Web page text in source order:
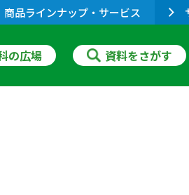
商品ラインナップ・サービス
の広場 資料をさがす